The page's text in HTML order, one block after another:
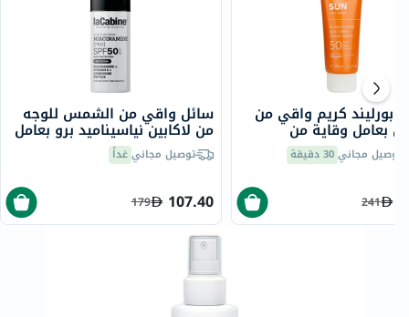
سائل واقي من الشمس للوجه
من لاكابين نياسيناميد برو بعامل
حماية من الشمس 50، 30 مل
توصيل مجاني غداً
107.40
179
بورليند كريم واقي من
بعامل وقاية من
ملتوصيل مجاني30 دقيقة
241